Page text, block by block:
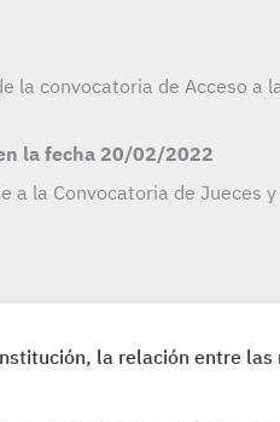
la convocatoria de Acceso a
la fecha 20/02/2022
a la Convocatoria de Jueces y
la relación entre